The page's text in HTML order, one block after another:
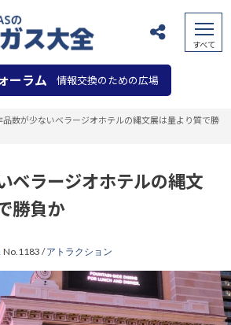
ーラム 情報交換のための広場
品数が少ないベラージオホテルの縄文展は量より質で勝
ベラージオホテルの縄文
勝負か
No.1183 /アトラクション